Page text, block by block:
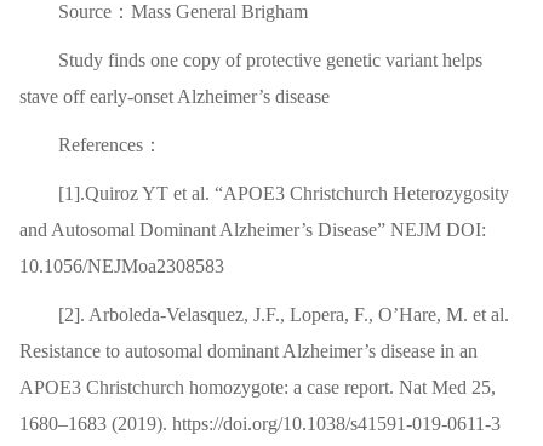
Source：Mass General Brigham
Study finds one copy of protective genetic variant helps
stave off early-onset Alzheimer’s disease
References：
[1].Quiroz YT et al. “APOE3 Christchurch Heterozygosity
and Autosomal Dominant Alzheimer’s Disease” NEJM DOI:
10.1056/NEJMoa2308583
[2]. Arboleda-Velasquez, J.F., Lopera, F., O’Hare, M. et al.
Resistance to autosomal dominant Alzheimer’s disease in an
APOE3 Christchurch homozygote: a case report. Nat Med 25,
1680–1683 (2019). https://doi.org/10.1038/s41591-019-0611-3